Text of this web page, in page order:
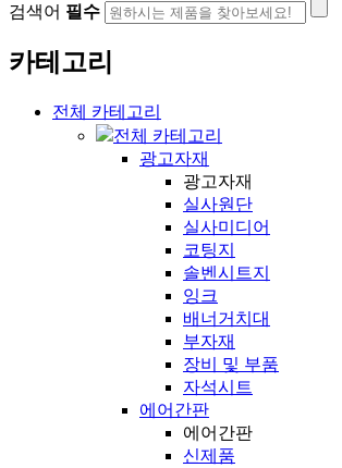
검색어 필수
카테고리
전체 카테고리
전체 카테고리
광고자재
광고자재
실사원단
실사미디어
코팅지
솔벤시트지
잉크
배너거치대
부자재
장비 및 부품
자석시트
에어간판
에어간판
신제품